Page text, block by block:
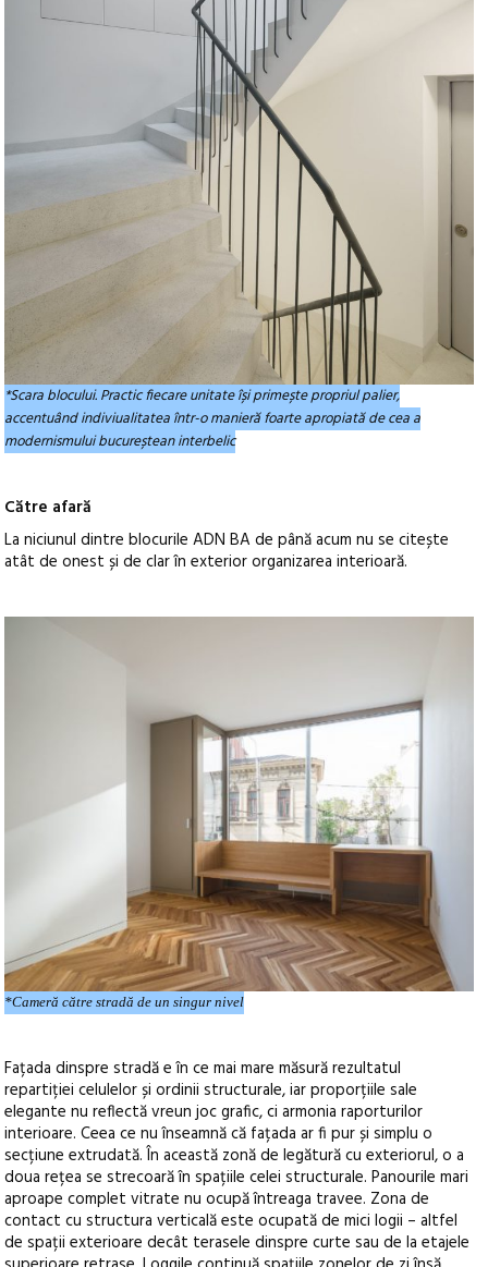
*Scara blocului. Practic fiecare unitate își primește propriul palier,
accentuând indiviualitatea într-o manieră foarte apropiată de cea a
modernismului bucureștean interbelic
Către afară
La niciunul dintre blocurile ADN BA de până acum nu se citește
atât de onest și de clar în exterior organizarea interioară.
*Cameră către stradă de un singur nivel
Fațada dinspre stradă e în ce mai mare măsură rezultatul
repartiției celulelor și ordinii structurale, iar proporțiile sale
elegante nu reflectă vreun joc grafic, ci armonia raporturilor
interioare. Ceea ce nu înseamnă că fațada ar fi pur și simplu o
secțiune extrudată. În această zonă de legătură cu exteriorul, o a
doua rețea se strecoară în spațiile celei structurale. Panourile mari
aproape complet vitrate nu ocupă întreaga travee. Zona de
contact cu structura verticală este ocupată de mici logii – altfel
de spații exterioare decât terasele dinspre curte sau de la etajele